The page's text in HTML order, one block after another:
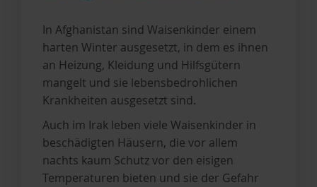
In Afghanistan sind Waisenkinder einem
harten Winter ausgesetzt, in dem es ihnen
an Heizung, Kleidung und Hilfsgütern
mangelt und sie lebensbedrohlichen
Krankheiten ausgesetzt sind.
Auch im Irak leben viele Waisenkinder in
beschädigten Häusern, die vor allem
nachts kaum Schutz vor den eisigen
Temperaturen bieten und sie der Gefahr